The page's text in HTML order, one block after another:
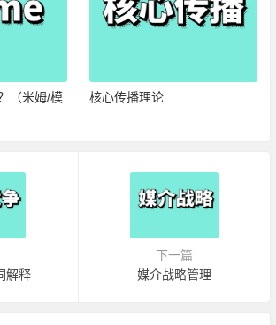
（米姆/模
核心传播理论
解释
下一篇
媒介战略管理